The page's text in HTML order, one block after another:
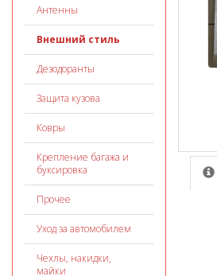
Антенны
Внешний стиль
Дезодоранты
Защита кузова
Ковры
Крепление багажа и
буксировка
Прочее
Уход за автомобилем
Чехлы, накидки,
майки